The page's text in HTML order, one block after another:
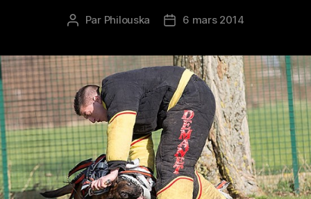
Auteur
Par Philouska
Date6 mars 2014